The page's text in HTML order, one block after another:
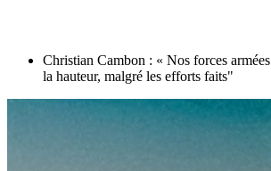
Christian Cambon : « Nos forces
la hauteur, malgré les efforts faits"